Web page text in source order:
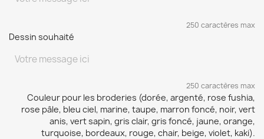
250 caractères max
Dessin souhaité
250 caractères max
Couleur pour les broderies (dorée, argenté, rose fushia,
rose pâle, bleu ciel, marine, taupe, marron foncé, noir, vert
anis, vert sapin, gris clair, gris foncé, jaune, orange,
turquoise, bordeaux, rouge, chair, beige, violet, kaki).